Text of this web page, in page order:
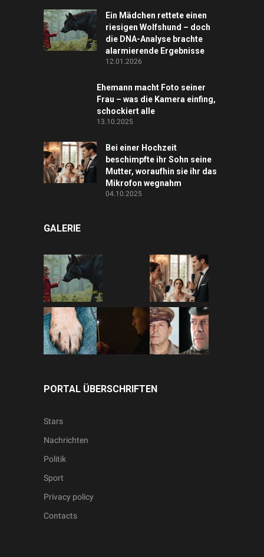
Ein Mädchen rettete einen
riesigen Wolfshund – doch
die DNA-Analyse brachte
alarmierende Ergebnisse
12.01.2026
Ehemann macht Foto seiner
Frau – was die Kamera einfing,
schockiert alle
13.10.2025
Bei einer Hochzeit
beschimpfte ihr Sohn seine
Mutter, woraufhin sie ihr das
Mikrofon wegnahm
04.10.2025
GALERIE
PORTAL ÜBERSCHRIFTEN
Stars
Nachrichten
Politik
Sport
Privacy policy
Contacts